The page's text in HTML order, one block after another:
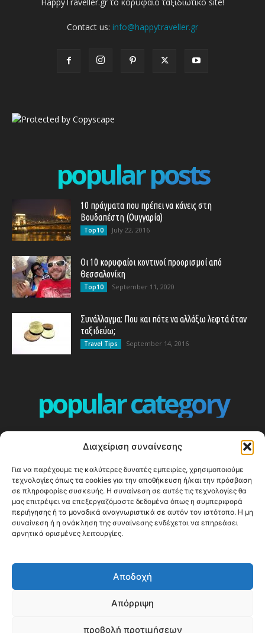
Διαχείριση συναίνεσης
Για να παρέχουμε τις καλύτερες δυνατές εμπειρίες, χρησιμοποιούμε
τεχνολογίες όπως τα cookies για την αποθήκευση ή/και την πρόσβαση
σε πληροφορίες συσκευής. Η συναίνεση σε αυτές τις τεχνολογίες θα
μας επιτρέψει να επεξεργαζόμαστε δεδομένα όπως η συμπεριφορά
περιήγησης ή τα μοναδικά αναγνωριστικά σε αυτόν τον ιστότοπο. Η μη
συναίνεση ή η ανάκληση της συναίνεσης ενδέχεται να επηρεάσει
αρνητικά ορισμένες λειτουργίες.
Αποδοχή
Απόρριψη
προβολή προτιμήσεων
Contact us: info@happytraveller.gr
popular posts
10 πράγματα που πρέπει να κάνεις στη
Βουδαπέστη (Ουγγαρία)
Top10 July 22, 2016
Οι 10 κορυφαίοι κοντινοί προορισμοί από
Θεσσαλονίκη
Top10 September 11, 2020
Συνάλλαγμα: Που και πότε να αλλάξω λεφτά όταν
ταξιδεύω;
Travel Tips September 14, 2016
popular category
360
ΕΥΡΩΠΗ
332
ΚΟΣΜΟΣ - WORLD
328
Top10
303
Cool spots
ΝΗΣΙΑ
247
© Happy Traveller 2014-2025